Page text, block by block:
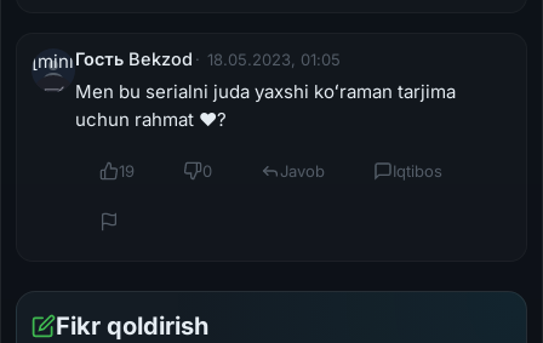
[miniposter=avatar]
[/miniposter]
Гость Bekzod 18.05.2023, 01:05
Men bu serialni juda yaxshi koʻraman tarjima
uchun rahmat ❤️?
19 0 Javob Iqtibos
Fikr qoldirish